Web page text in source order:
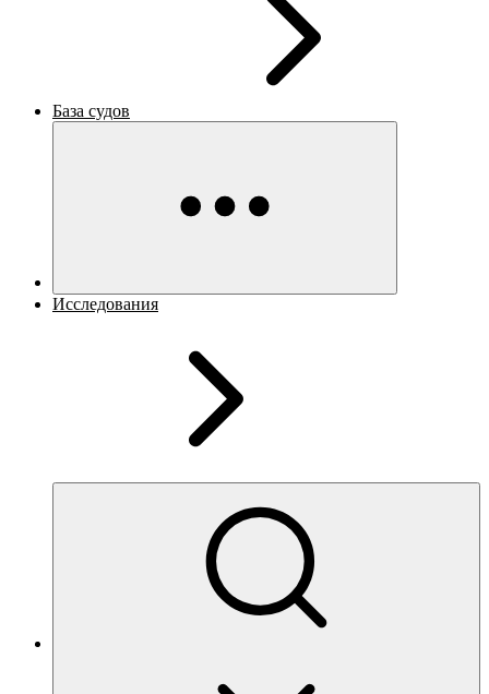
База судов
Исследования